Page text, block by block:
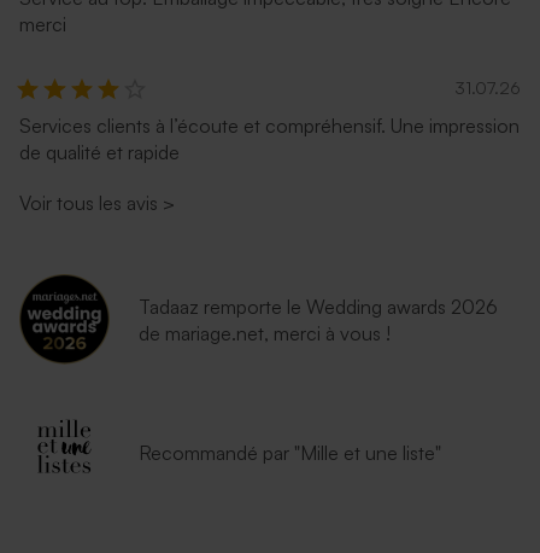
merci
31.07.26
Services clients à l’écoute et compréhensif. Une impression
de qualité et rapide
Voir tous les avis >
Tadaaz remporte le Wedding awards 2026
de mariage.net, merci à vous !
Recommandé par "Mille et une liste"